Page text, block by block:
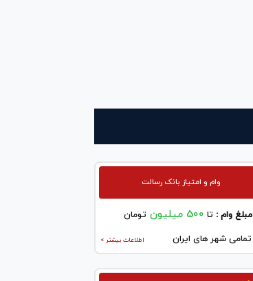
وام و امتیاز بانک رسالت
مبلغ وام :تا 500 میلیون تومان
اطلاعات بیشتر > تمامی شهر های ایران